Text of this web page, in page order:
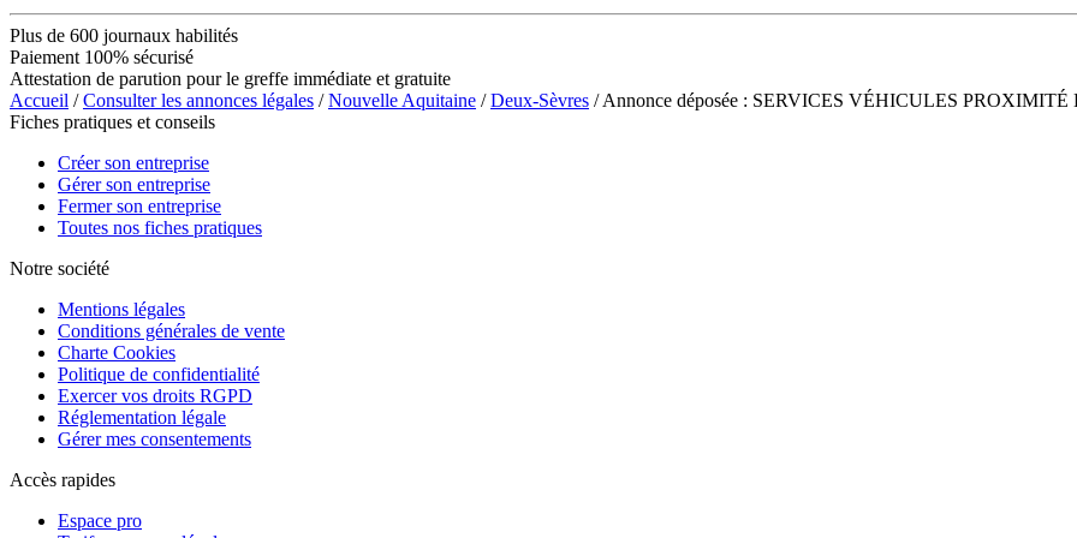
Plus de 600 journaux habilités
Paiement 100% sécurisé
Attestation de parution pour le greffe immédiate et gratuite
Accueil /Consulter les annonces légales /Nouvelle Aquitaine /Deux-Sèvres / Annonce déposée : SERVICES VÉHICULES PROXIMITÉ
Fiches pratiques et conseils
Créer son entreprise
Gérer son entreprise
Fermer son entreprise
Toutes nos fiches pratiques
Notre société
Mentions légales
Conditions générales de vente
Charte Cookies
Politique de confidentialité
Exercer vos droits RGPD
Réglementation légale
Gérer mes consentements
Accès rapides
Espace pro